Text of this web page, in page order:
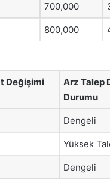
700,000
800,000
Değişimi
Arz Talep
Durumu
Dengeli
Yüksek
Dengeli